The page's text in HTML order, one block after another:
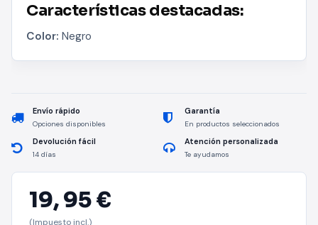
Características destacadas:
Color: Negro
Envío rápido
Opciones disponibles
Garantía
En productos seleccionados
Devolución fácil
14 días
Atención personalizada
Te ayudamos
19,95 €
(Impuesto incl.)